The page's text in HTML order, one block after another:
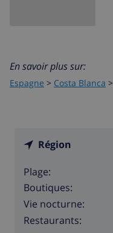
En savoir plus sur:
Espagne > Costa Blanca >
Région
Plage:
Boutiques:
Vie nocturne:
Restaurants: